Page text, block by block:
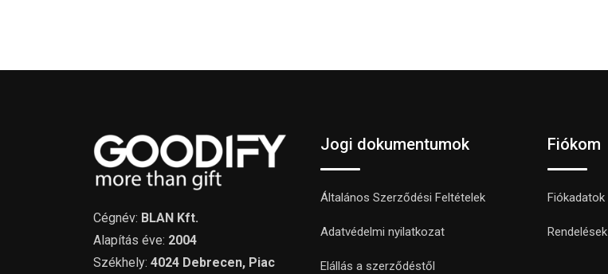
Cégnév: BLAN Kft.
Alapítás éve: 2004
Székhely: 4024 Debrecen, Piac
Jogi dokumentumok
Általános Szerződési Feltételek
Adatvédelmi nyilatkozat
Elállás a szerződéstől
Fiókom
Fiókadatok
Rendelések